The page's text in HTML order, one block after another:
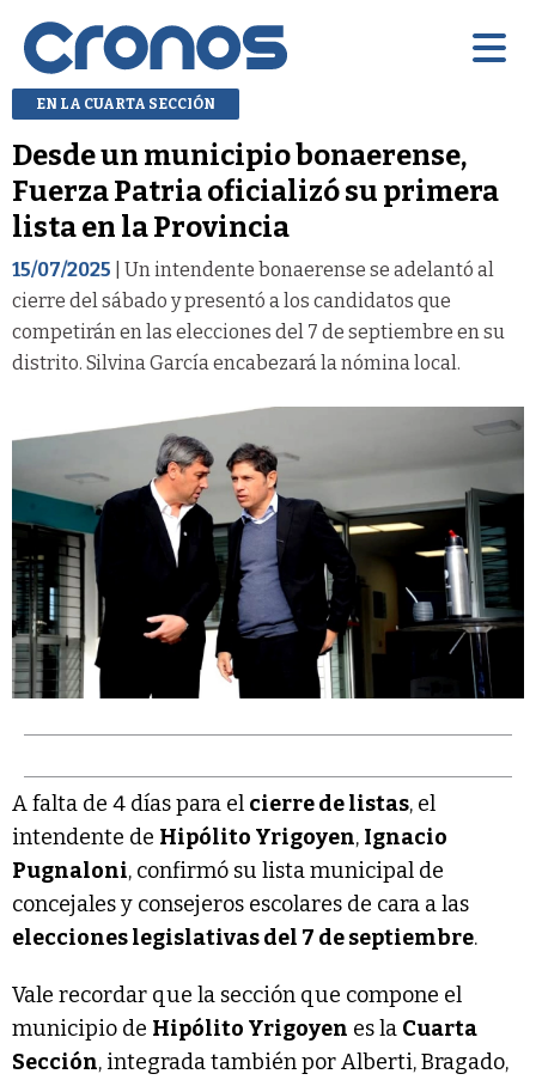
EN LA CUARTA SECCIÓN
Desde un municipio bonaerense,
Fuerza Patria oficializó su primera
lista en la Provincia
15/07/2025 | Un intendente bonaerense se adelantó al
cierre del sábado y presentó a los candidatos que
competirán en las elecciones del 7 de septiembre en su
distrito. Silvina García encabezará la nómina local.
A falta de 4 días para el cierre de listas, el
intendente de Hipólito Yrigoyen, Ignacio
Pugnaloni, confirmó su lista municipal de
concejales y consejeros escolares de cara a las
elecciones legislativas del 7 de septiembre.
Vale recordar que la sección que compone el
municipio de Hipólito Yrigoyen es la Cuarta
Sección, integrada también por Alberti, Bragado,